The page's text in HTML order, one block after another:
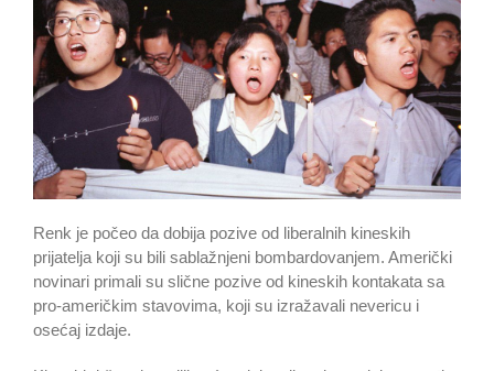
Renk je počeo da dobija pozive od liberalnih kineskih
prijatelja koji su bili sablažnjeni bombardovanjem. Američki
novinari primali su slične pozive od kineskih kontakata sa
pro-američkim stavovima, koji su izražavali nevericu i
osećaj izdaje.